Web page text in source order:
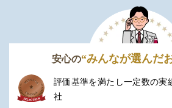
安心の“みんなが選んだ
評価基準を満たし一定数の実
社